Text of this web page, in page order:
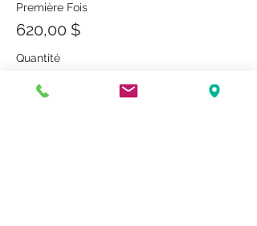
Première Fois
620,00 $
Quantité